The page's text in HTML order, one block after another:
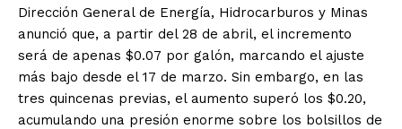
Dirección General de Energía, Hidrocarburos y Minas
anunció que, a partir del 28 de abril, el incremento
será de apenas $0.07 por galón, marcando el ajuste
más bajo desde el 17 de marzo. Sin embargo, en las
tres quincenas previas, el aumento superó los $0.20,
acumulando una presión enorme sobre los bolsillos de